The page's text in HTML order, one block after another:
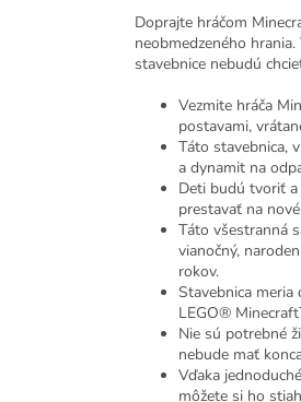
Doprajte hráčom
neobmedzeného
stavebnice nebudú
Vezmite hráča
postavami,
Táto stavebnica,
a dynamit na
Deti budú tvoriť
prestavať na
Táto všestranná
vianočný,
rokov.
Stavebnica
LEGO®
Nie sú potrebné
nebude mať
Vďaka
môžete si ho